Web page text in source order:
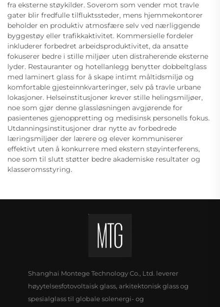
fra eksterne støykilder. Soverom som vender mot travle
gater blir fredfulle tilfluktssteder, mens hjemmekontorer
beholder en produktiv atmosfære selv ved nærliggende
byggestøy eller trafikkaktivitet. Kommersielle fordeler
inkluderer forbedret arbeidsproduktivitet, da ansatte
fokuserer bedre i stille miljøer uten distraherende eksterne
lyder. Restauranter og hotellanlegg benytter dobbeltglass
med laminert glass for å skape intimt måltidsmiljø og
komfortable gjesteinnkvarteringer, selv på travle urbane
lokasjoner. Helseinstitusjoner krever stille helingsmiljøer,
noe som gjør denne glassløsningen avgjørende for
pasientenes gjenoppretting og medisinsk personells fokus.
Utdanningsinstitusjoner drar nytte av forbedrede
læringsmiljøer der lærere og elever kommuniserer
effektivt uten å konkurrere med ekstern støyinterferens,
noe som til slutt støtter bedre akademiske resultater og
klasseromsstyring.
Shanghai Montege Technology Co., Ltd. leverer
høyytelsesfotovoltaisk glass, arkitektonisk glass og
spesialglass til globale solenergi- og